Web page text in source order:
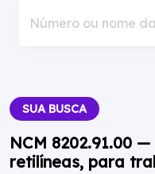
Número ou nome
SUA BUSCA
NCM 8202.91.00
retilíneas, para